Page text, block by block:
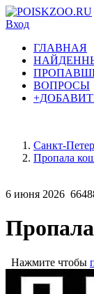
Вход
ГЛАВНАЯ
ВОПРОСЫ
Санкт-
Пропала
6 июня 2026
Нажмите чтобы